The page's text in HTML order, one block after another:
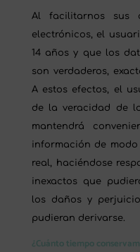
Al facilitarnos sus
electrónicos, el
14 años y que los
son verdaderos,
A estos efectos, el
de la veracidad de
mantendrá
información de
real, haciéndose
inexactos que
los daños y
pudieran derivarse.
¿Cuánto tiempo